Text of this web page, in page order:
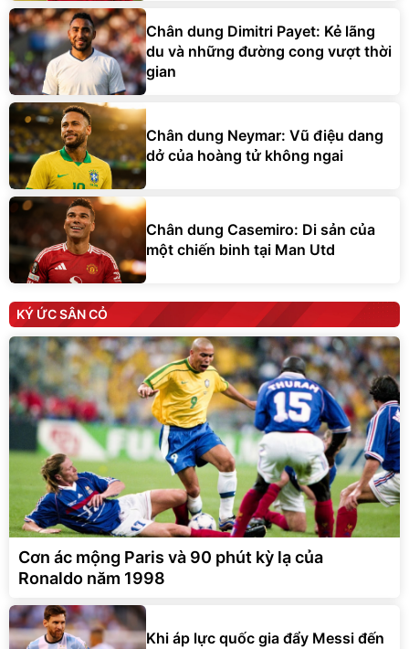
Chân dung Dimitri Payet: Kẻ lãng
du và những đường cong vượt thời
gian
Chân dung Neymar: Vũ điệu dang
dở của hoàng tử không ngai
Chân dung Casemiro: Di sản của
một chiến binh tại Man Utd
KÝ ỨC SÂN CỎ
Cơn ác mộng Paris và 90 phút kỳ lạ của
Ronaldo năm 1998
Khi áp lực quốc gia đẩy Messi đến